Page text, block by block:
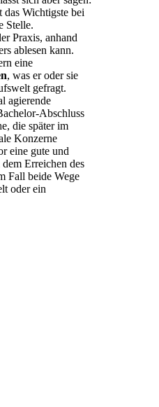
Wichtigste bei
Stelle.
Praxis, anhand
ablesen kann.
eine
, was er oder sie
gefragt.
agierende
Abschluss
die später im
Konzerne
eine gute und
Erreichen des
Fall beide Wege
oder ein